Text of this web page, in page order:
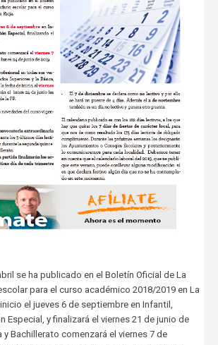
se ha publicado en el Boletín Oficial de La
para el curso académico 2018/2019 en La
el jueves 6 de septiembre en Infantil,
Especial, y finalizará el viernes 21 de junio de
y Bachillerato comenzará el viernes 7 de